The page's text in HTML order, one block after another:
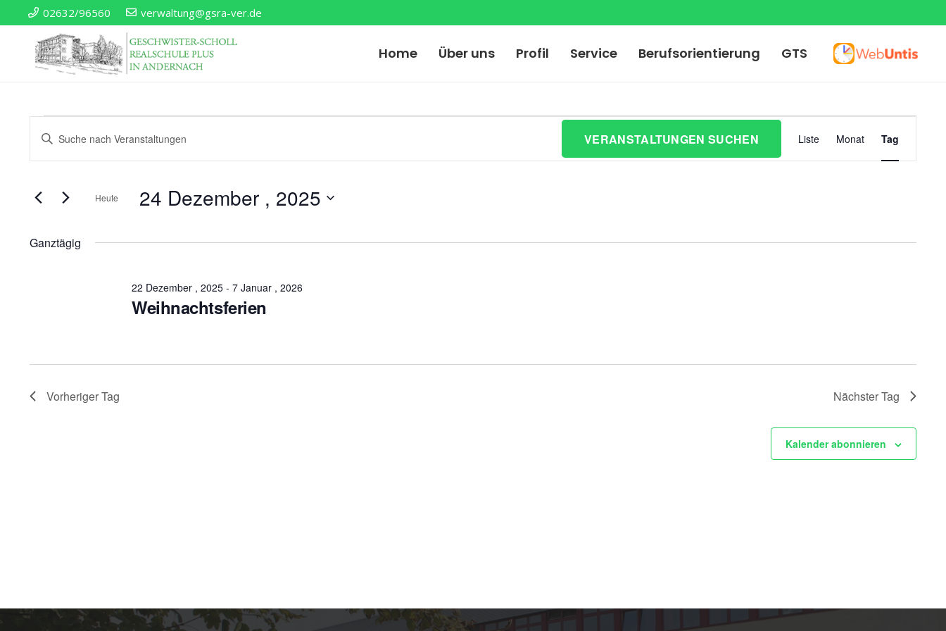
02632/96560 verwaltung@gsra-ver.de
Home Über uns Profil Service Berufsorientierung GTS
Veranstaltungen
Für
24
Dezember
2025
Veranstaltungen
und
Ansichtennavigation
Geben
Schlüsselwort.
Veranstaltungen
VERANSTALTUNGEN SUCHEN Liste Monat Tag
Heute 24 Dezember , 2025
wählen.
Ganztägig
Weihnachtsferien
22 Dezember , 2025 -7 Januar , 2026
Vorheriger Tag Nächster Tag
Kalender abonnieren